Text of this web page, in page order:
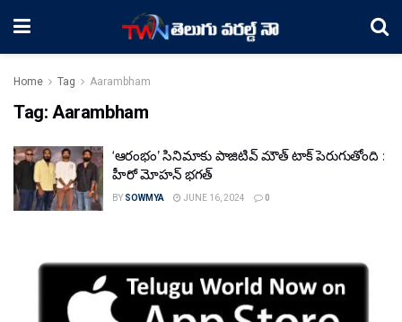
Home Tag Aarambham
Tag: Aarambham
‘ఆరంభం’ సినిమాకు పాజిటివ్ మౌత్ టాక్ పెరుగుతోంది :
హీరో మోహన్ భగత్
BY SOWMYA JUNE 16, 2024 0